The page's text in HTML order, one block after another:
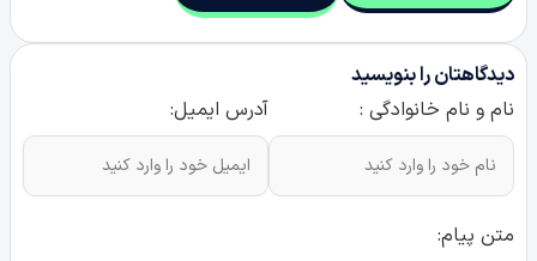
دیدگاهتان را بنویسید
نام و نام خانوادگی :
آدرس ایمیل:
متن پیام: